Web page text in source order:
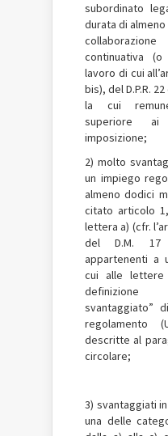
subordinato
durata di
continuativa
lavoro di cui
bis), del D.P.R.
la cui
superiore
imposizione;
2) molto
un impiego
almeno dodici
citato articolo
lettera a) (cfr.
del D.M.
appartenenti a
cui alle
svantaggiato”
regolamento
descritte al
circolare;
3) svantaggiati
una delle